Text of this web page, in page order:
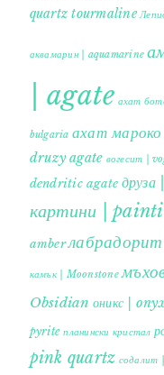
quartz tourmaline
аквамарин | aquamarine
| agate ахат
bulgaria ахат
druzy agate вогесит |
dendritic agate друза
картини |
amber
камък | Moonstone
Obsidian оникс |
pyrite планински кристал
pink quartz содалит